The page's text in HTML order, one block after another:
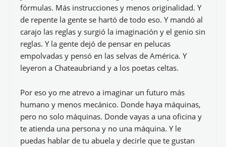
fórmulas. Más instrucciones y menos originalidad. Y
de repente la gente se hartó de todo eso. Y mandó al
carajo las reglas y surgió la imaginación y el genio sin
reglas. Y la gente dejó de pensar en pelucas
empolvadas y pensó en las selvas de América. Y
leyeron a Chateaubriand y a los poetas celtas.
Por eso yo me atrevo a imaginar un futuro más
humano y menos mecánico. Donde haya máquinas,
pero no solo máquinas. Donde vayas a una oficina y
te atienda una persona y no una máquina. Y le
puedas hablar de tu abuela y decirle que te gustan